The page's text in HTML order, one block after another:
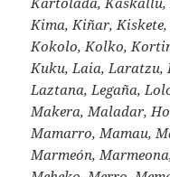
Kima, Kiñar,
Kokolo, Kolko,
Kuku, Laia, Laratzu,
Laztana, Legaña,
Makera, Maladar,
Mamarro, Mamau,
Marmeón,